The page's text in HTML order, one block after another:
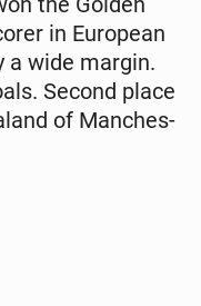
in Eu­ro­pean
a wide margin.
Second place
of Man­ches­